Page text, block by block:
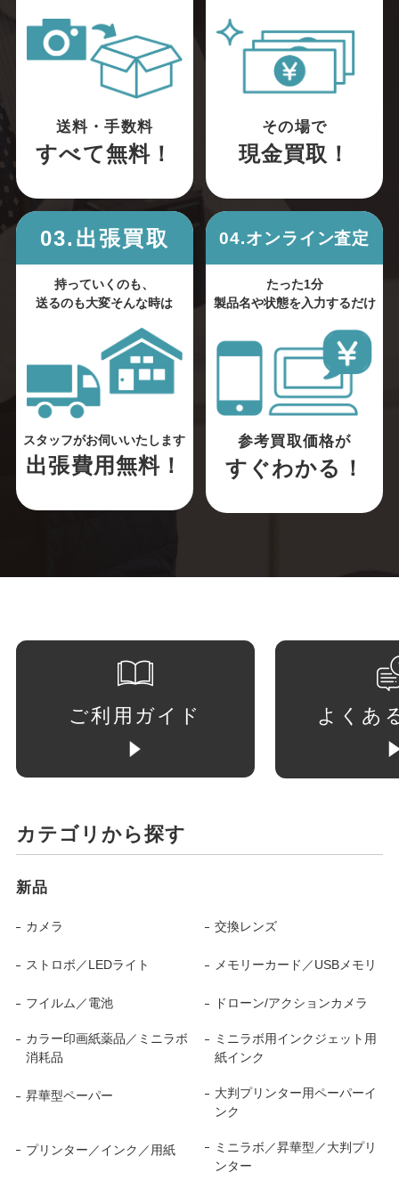
送料・手数料
すべて無料！
その場で
現金買取！
03.出張買取
持っていくのも、
送るのも大変そんな時は
スタッフがお伺いいたします
出張費用無料！
04.オンライン査定
たった1分
製品名や状態を入力するだけ
参考買取価格が
すぐわかる！
ご利用ガイド よくあ
カテゴリから探す
新品
カメラ 交換レンズ
ストロボ／LEDライト メモリーカード／USBメモリ
フイルム／電池 ドローン/アクションカメラ
カラー印画紙薬品／ミニラボ
消耗品
ミニラボ用インクジェット用
紙インク
昇華型ペーパー
大判プリンター用ペーパーイ
ンク
プリンター／インク／用紙
ミニラボ／昇華型／大判プリ
ンター